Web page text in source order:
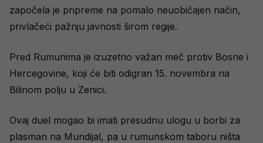
započela je pripreme na pomalo neuobičajen način,
privlačeći pažnju javnosti širom regije.
Pred Rumunima je izuzetno važan meč protiv Bosne i
Hercegovine, koji će biti odigran 15. novembra na
Bilinom polju u Zenici.
Ovaj duel mogao bi imati presudnu ulogu u borbi za
plasman na Mundijal, pa u rumunskom taboru ništa